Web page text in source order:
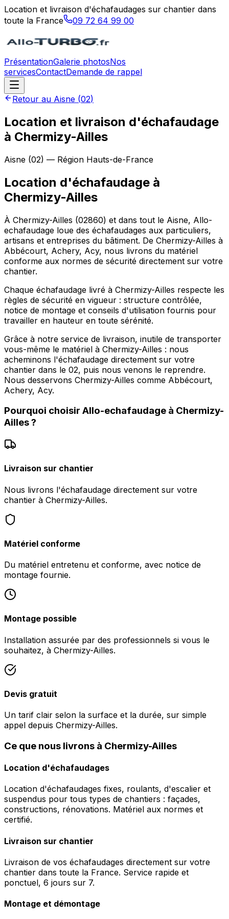
Location et livraison d'échafaudages sur chantier dans
toute la France
09 72 64 99 00
PrésentationGalerie photosNos
servicesContactDemande de rappel
Retour au Aisne (02)
Location et livraison d'échafaudage
à Chermizy-Ailles
Aisne (02) — Région Hauts-de-France
Location d'échafaudage à
Chermizy-Ailles
À Chermizy-Ailles (02860) et dans tout le Aisne, Allo-
echafaudage loue des échafaudages aux particuliers,
artisans et entreprises du bâtiment. De Chermizy-Ailles à
Abbécourt, Achery, Acy, nous livrons du matériel
conforme aux normes de sécurité directement sur votre
chantier.
Chaque échafaudage livré à Chermizy-Ailles respecte les
règles de sécurité en vigueur : structure contrôlée,
notice de montage et conseils d'utilisation fournis pour
travailler en hauteur en toute sérénité.
Grâce à notre service de livraison, inutile de transporter
vous-même le matériel à Chermizy-Ailles : nous
acheminons l'échafaudage directement sur votre
chantier dans le 02, puis nous venons le reprendre.
Nous desservons Chermizy-Ailles comme Abbécourt,
Achery, Acy.
Pourquoi choisir Allo-echafaudage à Chermizy-
Ailles?
Livraison sur chantier
Nous livrons l'échafaudage directement sur votre
chantier à Chermizy-Ailles.
Matériel conforme
Du matériel entretenu et conforme, avec notice de
montage fournie.
Montage possible
Installation assurée par des professionnels si vous le
souhaitez, à Chermizy-Ailles.
Devis gratuit
Un tarif clair selon la surface et la durée, sur simple
appel depuis Chermizy-Ailles.
Ce que nous livrons à Chermizy-Ailles
Location d'échafaudages
Location d'échafaudages fixes, roulants, d'escalier et
suspendus pour tous types de chantiers : façades,
constructions, rénovations. Matériel aux normes et
certifié.
Livraison sur chantier
Livraison de vos échafaudages directement sur votre
chantier dans toute la France. Service rapide et
ponctuel, 6 jours sur 7.
Montage et démontage